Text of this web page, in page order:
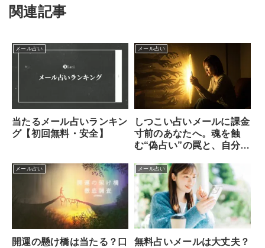
関連記事
メール占い
当たるメール占いランキン
グ【初回無料・安全】
メール占い
しつこい占いメールに課金
寸前のあなたへ。魂を蝕
む“偽占い”の罠と、自分を
メール占い
開運の懸け橋は当たる？口
メール占い
無料占いメールは大丈夫？